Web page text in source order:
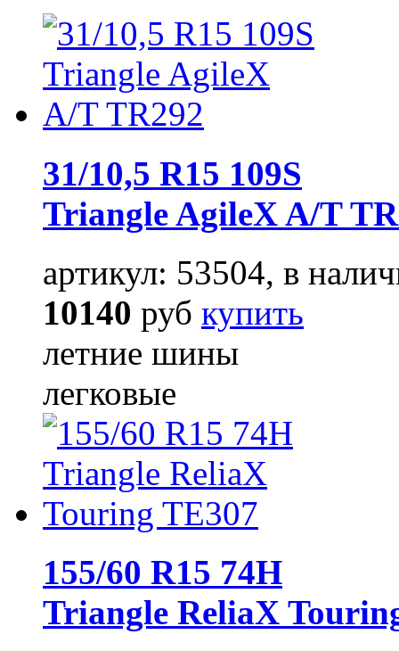
31/10,5 R15 109S
Triangle AgileX A/T
артикул: 53504, в
10140 руб купить
летние шины
легковые
155/60 R15 74H
Triangle ReliaX